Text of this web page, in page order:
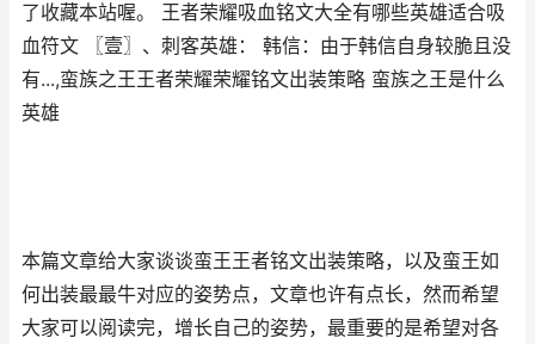
了收藏本站喔。 王者荣耀吸血铭文大全有哪些英雄适合吸
血符文 〖壹〗、刺客英雄： 韩信：由于韩信自身较脆且没
有...,蛮族之王王者荣耀荣耀铭文出装策略 蛮族之王是什么
英雄
本篇文章给大家谈谈蛮王王者铭文出装策略，以及蛮王如
何出装最最牛对应的姿势点，文章也许有点长，然而希望
大家可以阅读完，增长自己的姿势，最重要的是希望对各